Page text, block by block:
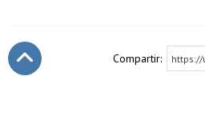
Compartir: